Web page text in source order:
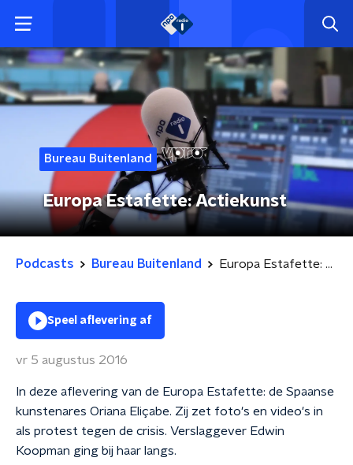
Bureau Buitenland
Europa Estafette: Actiekunst
Podcasts Bureau Buitenland Europa Estafette: Actiekunst
Speel aflevering af
vr 5 augustus 2016
In deze aflevering van de Europa Estafette: de Spaanse
kunstenares Oriana Eliçabe. Zij zet foto's en video's in
als protest tegen de crisis. Verslaggever Edwin
Koopman ging bij haar langs.